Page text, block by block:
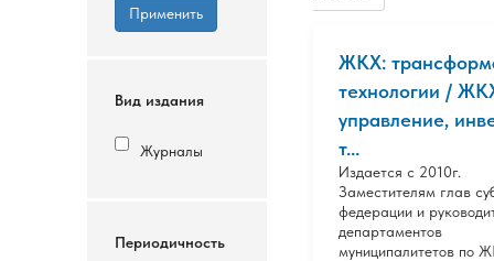
Вид издания
Журналы
Периодичность
ЖКХ:
технологии /
управление,
т...
Издается с 2010г.
Заместителям глав
федерации и
департаментов
муниципалитетов по